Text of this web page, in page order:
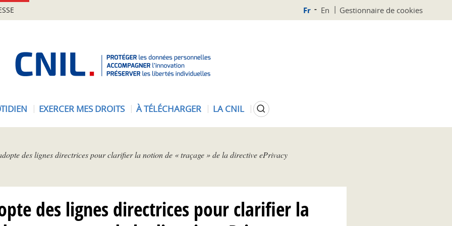
Fr En Gestionnaire de cookies
N
EXERCER MES DROITS À TÉLÉCHARGER LA CNIL Rechercher
des lignes directrices pour clarifier la notion de « traçage » de la directive ePrivacy
des lignes directrices pour clarifier la